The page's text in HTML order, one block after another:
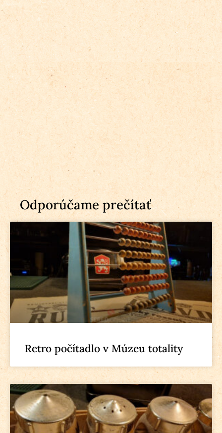
Odporúčame prečítať
Retro počítadlo v Múzeu totality